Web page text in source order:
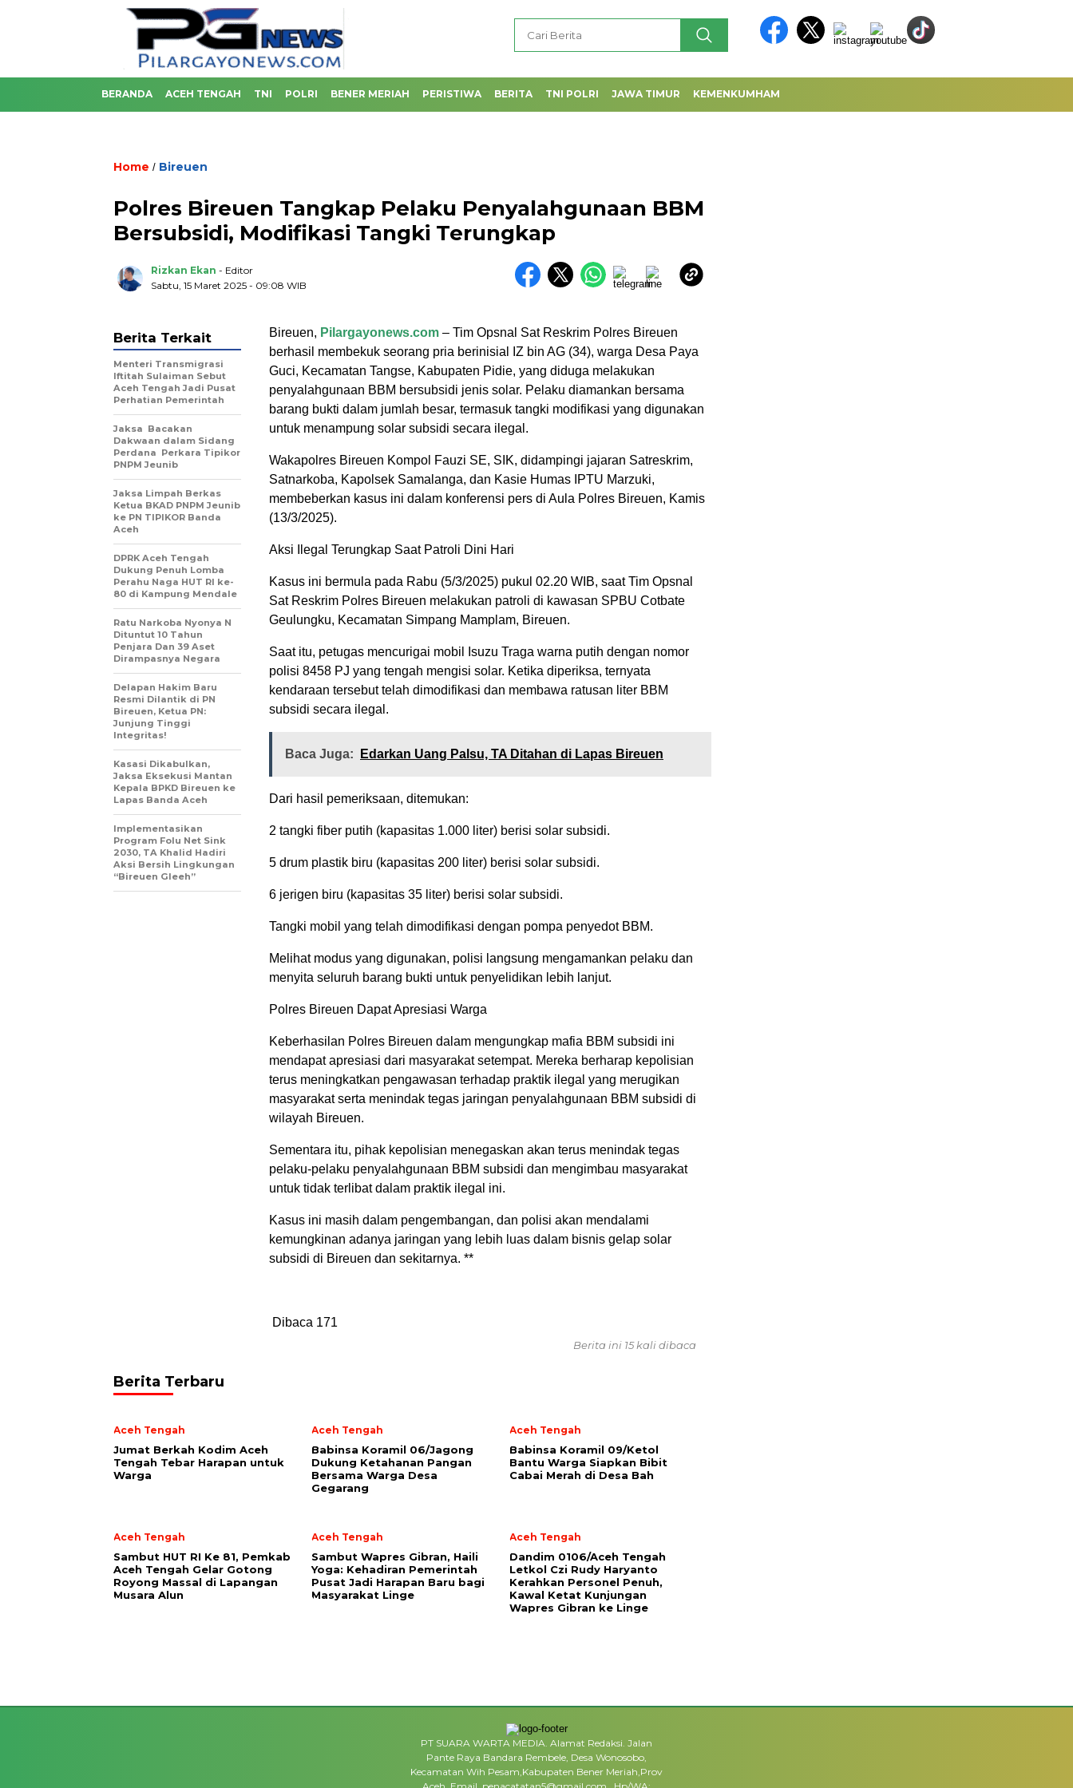
BERANDA ACEH TENGAH TNI POLRI BENER MERIAH PERISTIWA BERITA TNI POLRI JAWA TIMUR KEMENKUMHAM
Home / Bireuen
Polres Bireuen Tangkap Pelaku Penyalahgunaan BBM
Bersubsidi, Modifikasi Tangki Terungkap
Rizkan Ekan - Editor
Sabtu, 15 Maret 2025 - 09:08 WIB
Bireuen, Pilargayonews.com – Tim Opsnal Sat Reskrim Polres Bireuen
berhasil membekuk seorang pria berinisial IZ bin AG (34), warga Desa Paya
Guci, Kecamatan Tangse, Kabupaten Pidie, yang diduga melakukan
penyalahgunaan BBM bersubsidi jenis solar. Pelaku diamankan bersama
barang bukti dalam jumlah besar, termasuk tangki modifikasi yang digunakan
untuk menampung solar subsidi secara ilegal.
Wakapolres Bireuen Kompol Fauzi SE, SIK, didampingi jajaran Satreskrim,
Satnarkoba, Kapolsek Samalanga, dan Kasie Humas IPTU Marzuki,
membeberkan kasus ini dalam konferensi pers di Aula Polres Bireuen, Kamis
(13/3/2025).
Aksi Ilegal Terungkap Saat Patroli Dini Hari
Kasus ini bermula pada Rabu (5/3/2025) pukul 02.20 WIB, saat Tim Opsnal
Sat Reskrim Polres Bireuen melakukan patroli di kawasan SPBU Cotbate
Geulungku, Kecamatan Simpang Mamplam, Bireuen.
Saat itu, petugas mencurigai mobil Isuzu Traga warna putih dengan nomor
polisi 8458 PJ yang tengah mengisi solar. Ketika diperiksa, ternyata
kendaraan tersebut telah dimodifikasi dan membawa ratusan liter BBM
subsidi secara ilegal.
Baca Juga: Edarkan Uang Palsu, TA Ditahan di Lapas Bireuen
Dari hasil pemeriksaan, ditemukan:
2 tangki fiber putih (kapasitas 1.000 liter) berisi solar subsidi.
5 drum plastik biru (kapasitas 200 liter) berisi solar subsidi.
6 jerigen biru (kapasitas 35 liter) berisi solar subsidi.
Tangki mobil yang telah dimodifikasi dengan pompa penyedot BBM.
Melihat modus yang digunakan, polisi langsung mengamankan pelaku dan
menyita seluruh barang bukti untuk penyelidikan lebih lanjut.
Polres Bireuen Dapat Apresiasi Warga
Keberhasilan Polres Bireuen dalam mengungkap mafia BBM subsidi ini
mendapat apresiasi dari masyarakat setempat. Mereka berharap kepolisian
terus meningkatkan pengawasan terhadap praktik ilegal yang merugikan
masyarakat serta menindak tegas jaringan penyalahgunaan BBM subsidi di
wilayah Bireuen.
Sementara itu, pihak kepolisian menegaskan akan terus menindak tegas
pelaku-pelaku penyalahgunaan BBM subsidi dan mengimbau masyarakat
untuk tidak terlibat dalam praktik ilegal ini.
Kasus ini masih dalam pengembangan, dan polisi akan mendalami
kemungkinan adanya jaringan yang lebih luas dalam bisnis gelap solar
subsidi di Bireuen dan sekitarnya. **
Dibaca 171
Berita Terkait
Menteri Transmigrasi
Iftitah Sulaiman Sebut
Aceh Tengah Jadi Pusat
Perhatian Pemerintah
Jaksa Bacakan
Dakwaan dalam Sidang
Perdana Perkara Tipikor
PNPM Jeunib
Jaksa Limpah Berkas
Ketua BKAD PNPM Jeunib
ke PN TIPIKOR Banda
Aceh
DPRK Aceh Tengah
Dukung Penuh Lomba
Perahu Naga HUT RI ke-
80 di Kampung Mendale
Ratu Narkoba Nyonya N
Dituntut 10 Tahun
Penjara Dan 39 Aset
Dirampasnya Negara
Delapan Hakim Baru
Resmi Dilantik di PN
Bireuen, Ketua PN:
Junjung Tinggi
Integritas!
Kasasi Dikabulkan,
Jaksa Eksekusi Mantan
Kepala BPKD Bireuen ke
Lapas Banda Aceh
Implementasikan
Program Folu Net Sink
2030, TA Khalid Hadiri
Aksi Bersih Lingkungan
“Bireuen Gleeh”
Berita ini 15 kali dibaca
Berita Terbaru
Aceh Tengah
Jumat Berkah Kodim Aceh
Tengah Tebar Harapan untuk
Warga
Aceh Tengah
‎Babinsa Koramil 06/Jagong
Dukung Ketahanan Pangan
Bersama Warga Desa
Gegarang
Aceh Tengah
‎Babinsa Koramil 09/Ketol
Bantu Warga Siapkan Bibit
Cabai Merah di Desa Bah
Aceh Tengah
Sambut HUT RI Ke 81, Pemkab
Aceh Tengah Gelar Gotong
Royong Massal di Lapangan
Musara Alun
Aceh Tengah
‎Sambut Wapres Gibran, Haili
Yoga: Kehadiran Pemerintah
Pusat Jadi Harapan Baru bagi
Masyarakat Linge
Aceh Tengah
Dandim 0106/Aceh Tengah
Letkol Czi Rudy Haryanto
Kerahkan Personel Penuh,
Kawal Ketat Kunjungan
Wapres Gibran ke Linge
PT SUARA WARTA MEDIA. Alamat Redaksi. Jalan
Pante Raya Bandara Rembele, Desa Wonosobo,
Kecamatan Wih Pesam,Kabupaten Bener Meriah,Prov